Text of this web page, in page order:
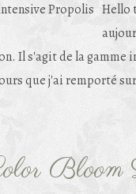
Hello
Il s'agit de la gamme
que j'ai remporté